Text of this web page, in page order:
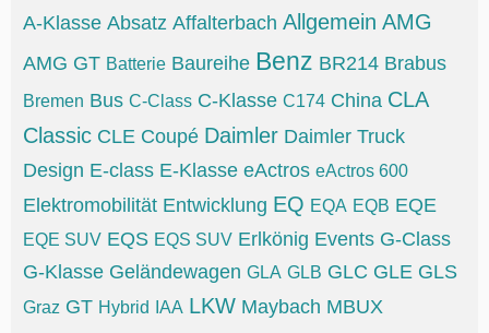
A-Klasse Absatz Affalterbach Allgemein AMG
AMG GT Batterie Baureihe Benz BR214 Brabus
Bremen Bus C-Class C-Klasse C174 China CLA
Classic CLE Coupé Daimler Daimler Truck
Design E-class E-Klasse eActros eActros 600
Elektromobilität Entwicklung EQ EQA EQB EQE
EQE SUV EQS EQS SUV Erlkönig Events G-Class
G-Klasse Geländewagen GLA GLB GLC GLE GLS
Graz GT Hybrid IAA LKW Maybach MBUX